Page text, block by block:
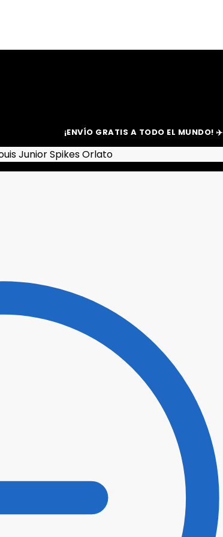
¡ENVÍO GRATIS A TODO EL MUNDO! ✈️
Junior Spikes Orlato